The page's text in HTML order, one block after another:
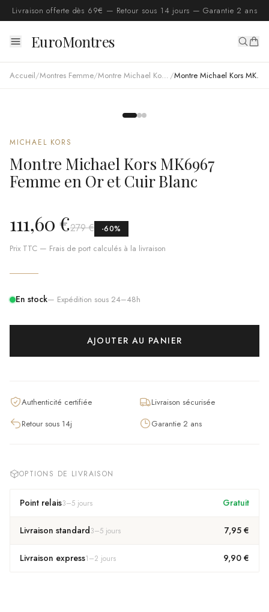
Livraison offerte dès 69€ — Retour sous 14 jours — Garantie 2 ans
EuroMontres
Accueil/Montres Femme/ Montre Michael Kors femme / Montre Michael Kors MK6967 Femme en Or et Cuir Blanc
MICHAEL KORS
Montre Michael Kors MK6967
Femme en Or et Cuir Blanc
111,60 €279 € -60%
Prix TTC — Frais de port calculés à la livraison
En stock— Expédition sous 24–48h
AJOUTER AU PANIER
Authenticité certifiée
Livraison sécurisée
Retour sous 14j
Garantie 2 ans
OPTIONS DE LIVRAISON
Point relais3–5 jours Gratuit
Livraison standard3–5 jours 7,95 €
Livraison express1–2 jours 9,90 €